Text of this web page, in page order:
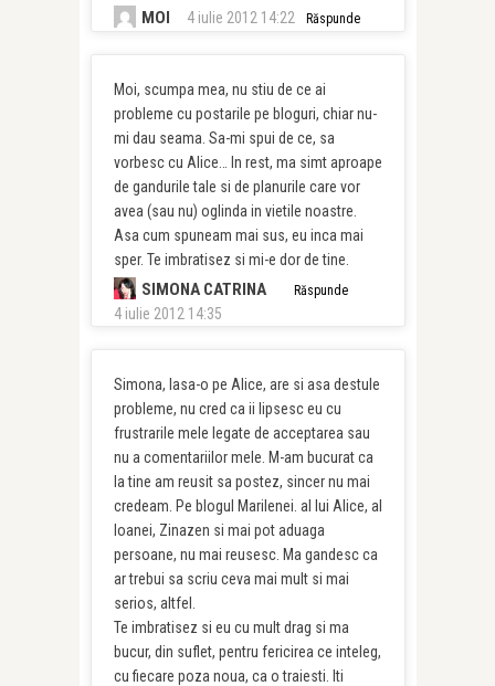
MOI 4 iulie 2012 14:22 Răspunde
Moi, scumpa mea, nu stiu de ce ai
probleme cu postarile pe bloguri, chiar nu-
mi dau seama. Sa-mi spui de ce, sa
vorbesc cu Alice… In rest, ma simt aproape
de gandurile tale si de planurile care vor
avea (sau nu) oglinda in vietile noastre.
Asa cum spuneam mai sus, eu inca mai
sper. Te imbratisez si mi-e dor de tine.
SIMONA CATRINA
4 iulie 2012 14:35
Răspunde
Simona, lasa-o pe Alice, are si asa destule
probleme, nu cred ca ii lipsesc eu cu
frustrarile mele legate de acceptarea sau
nu a comentariilor mele. M-am bucurat ca
la tine am reusit sa postez, sincer nu mai
credeam. Pe blogul Marilenei. al lui Alice, al
Ioanei, Zinazen si mai pot aduaga
persoane, nu mai reusesc. Ma gandesc ca
ar trebui sa scriu ceva mai mult si mai
serios, altfel.
Te imbratisez si eu cu mult drag si ma
bucur, din suflet, pentru fericirea ce inteleg,
cu fiecare poza noua, ca o traiesti. Iti